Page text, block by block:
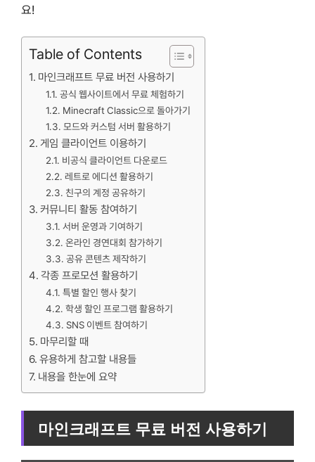
요!
Table of Contents
마인크래프트 무료 버전 사용하기
공식 웹사이트에서 무료 체험하기
Minecraft Classic으로 돌아가기
모드와 커스텀 서버 활용하기
게임 클라이언트 이용하기
비공식 클라이언트 다운로드
레트로 에디션 활용하기
친구의 계정 공유하기
커뮤니티 활동 참여하기
서버 운영과 기여하기
온라인 경연대회 참가하기
공유 콘텐츠 제작하기
각종 프로모션 활용하기
특별 할인 행사 찾기
학생 할인 프로그램 활용하기
SNS 이벤트 참여하기
마무리할 때
유용하게 참고할 내용들
내용을 한눈에 요약
마인크래프트 무료 버전 사용하기